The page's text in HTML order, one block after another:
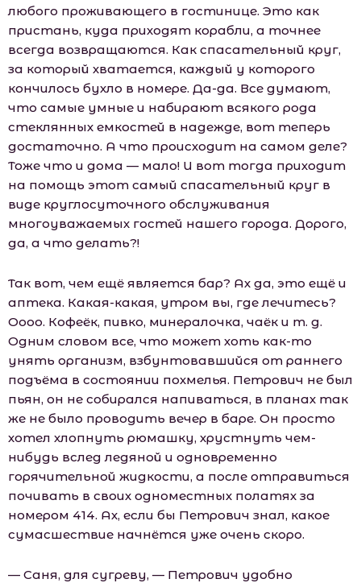
любого проживающего в гостинице. Это как
пристань, куда приходят корабли, а точнее
всегда возвращаются. Как спасательный круг,
за который хватается, каждый у которого
кончилось бухло в номере. Да-да. Все думают,
что самые умные и набирают всякого рода
стеклянных емкостей в надежде, вот теперь
достаточно. А что происходит на самом деле?
Тоже что и дома — мало! И вот тогда приходит
на помощь этот самый спасательный круг в
виде круглосуточного обслуживания
многоуважаемых гостей нашего города. Дорого,
да, а что делать?!
Так вот, чем ещё является бар? Ах да, это ещё и
аптека. Какая-какая, утром вы, где лечитесь?
Оооо. Кофеёк, пивко, минералочка, чаёк и т. д.
Одним словом все, что может хоть как-то
унять организм, взбунтовавшийся от раннего
подъёма в состоянии похмелья. Петрович не был
пьян, он не собирался напиваться, в планах так
же не было проводить вечер в баре. Он просто
хотел хлопнуть рюмашку, хрустнуть чем-
нибудь вслед ледяной и одновременно
горячительной жидкости, а после отправиться
почивать в своих одноместных полатях за
номером 414. Ах, если бы Петрович знал, какое
сумасшествие начнётся уже очень скоро.
— Саня, для сугреву, — Петрович удобно